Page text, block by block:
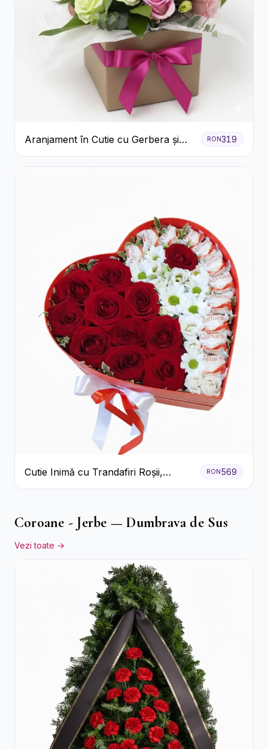
Aranjament în Cutie cu Gerbera și
Trandafiri Roz
RON319
Cutie Inimă cu Trandafiri Roșii,
Crizanteme Albe și Bomboane
RON569
Coroane - Jerbe — Dumbrava de Sus
Vezi toate →